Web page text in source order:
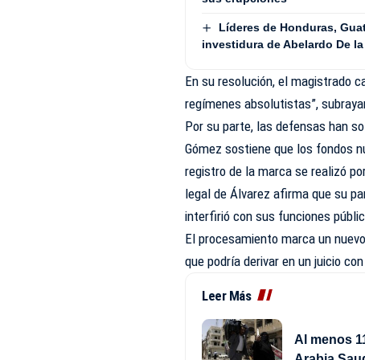
Líderes de Honduras,
investidura de Abelardo De
En su resolución, el magistrado
regímenes absolutistas”,
Por su parte, las defensas han
Gómez sostiene que los fondos
registro de la marca se realizó
legal de Álvarez afirma que su
interfirió con sus funciones
El procesamiento marca un
que podría derivar en un juicio
Leer Más
Al menos